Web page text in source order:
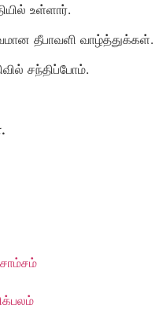
உள்ளார்.
தீபாவளி வாழ்த்துக்கள்.
சந்திப்போம்.